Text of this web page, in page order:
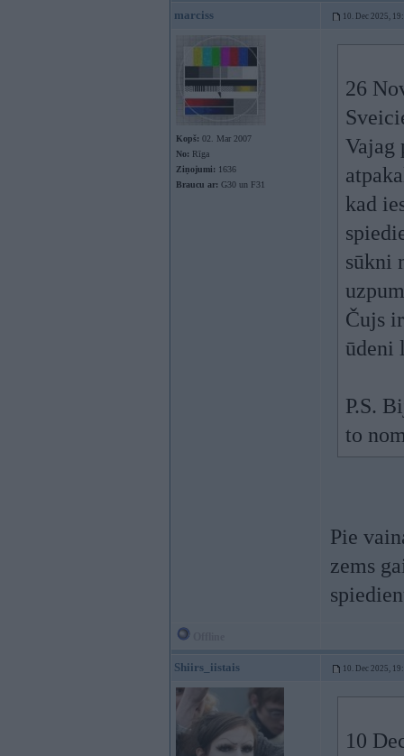
marciss 10. Dec 2025,
Kopš: 02. Mar 2007
No: Rīga
Ziņojumi: 1636
Braucu ar: G30 un F31
26
Vajag
kad
sūkni
Čujs
ūdeni
P.S.
to
Pie
zems
Shiirs_iistais 10. Dec 2025,
10